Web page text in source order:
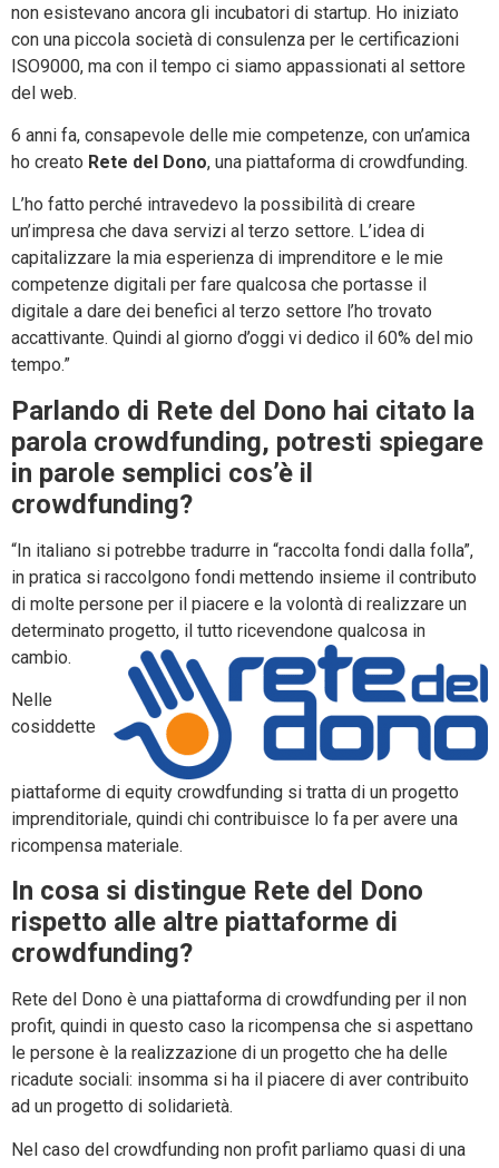
non esistevano ancora gli incubatori di startup. Ho iniziato
con una piccola società di consulenza per le certificazioni
ISO9000, ma con il tempo ci siamo appassionati al settore
del web.
6 anni fa, consapevole delle mie competenze, con un’amica
ho creato Rete del Dono, una piattaforma di crowdfunding.
L’ho fatto perché intravedevo la possibilità di creare
un’impresa che dava servizi al terzo settore. L’idea di
capitalizzare la mia esperienza di imprenditore e le mie
competenze digitali per fare qualcosa che portasse il
digitale a dare dei benefici al terzo settore l’ho trovato
accattivante. Quindi al giorno d’oggi vi dedico il 60% del mio
tempo.”
Parlando di Rete del Dono hai citato la
parola crowdfunding, potresti spiegare
in parole semplici cos’è il
crowdfunding?
“In italiano si potrebbe tradurre in “raccolta fondi dalla folla”,
in pratica si raccolgono fondi mettendo insieme il contributo
di molte persone per il piacere e la volontà di realizzare un
determinato progetto, il tutto ricevendone qualcosa in
cambio.
Nelle
cosiddette
piattaforme di equity crowdfunding si tratta di un progetto
imprenditoriale, quindi chi contribuisce lo fa per avere una
ricompensa materiale.
In cosa si distingue Rete del Dono
rispetto alle altre piattaforme di
crowdfunding?
Rete del Dono è una piattaforma di crowdfunding per il non
profit, quindi in questo caso la ricompensa che si aspettano
le persone è la realizzazione di un progetto che ha delle
ricadute sociali: insomma si ha il piacere di aver contribuito
ad un progetto di solidarietà.
Nel caso del crowdfunding non profit parliamo quasi di una